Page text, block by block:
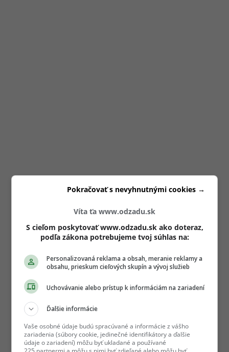
Víta ťa www.odzadu.sk
S cieľom poskytovať www.odzadu.sk ako doteraz,
podľa zákona potrebujeme tvoj súhlas na:
Personalizovaná reklama a obsah, meranie reklamy a
obsahu, prieskum cieľových skupín a vývoj služieb
Uchovávanie alebo prístup k informáciám na zariadení
Ďalšie informácie
Vaše osobné údaje budú spracúvané a informácie z vášho
zariadenia (súbory cookie, jedinečné identifikátory a ďalšie
údaje o zariadení) môžu byť ukladané a používané
Pokračovať s nevyhnutnými cookies →